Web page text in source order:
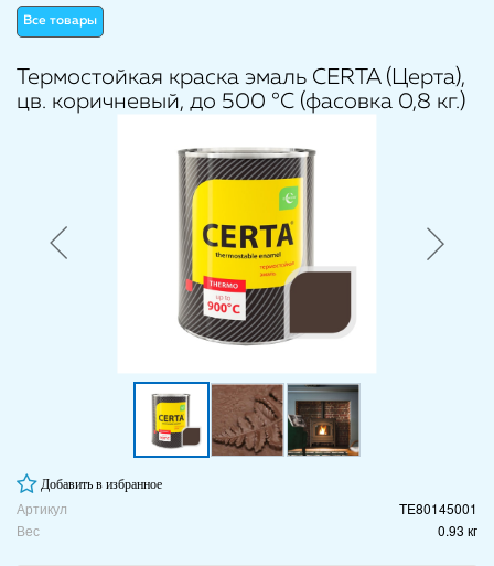
Все товары
Термостойкая краска эмаль CERTA (Церта),
цв. коричневый, до 500 °C (фасовка 0,8 кг.)
Добавить в избранное
Артикул
TE80145001
Вес
0.93 кг